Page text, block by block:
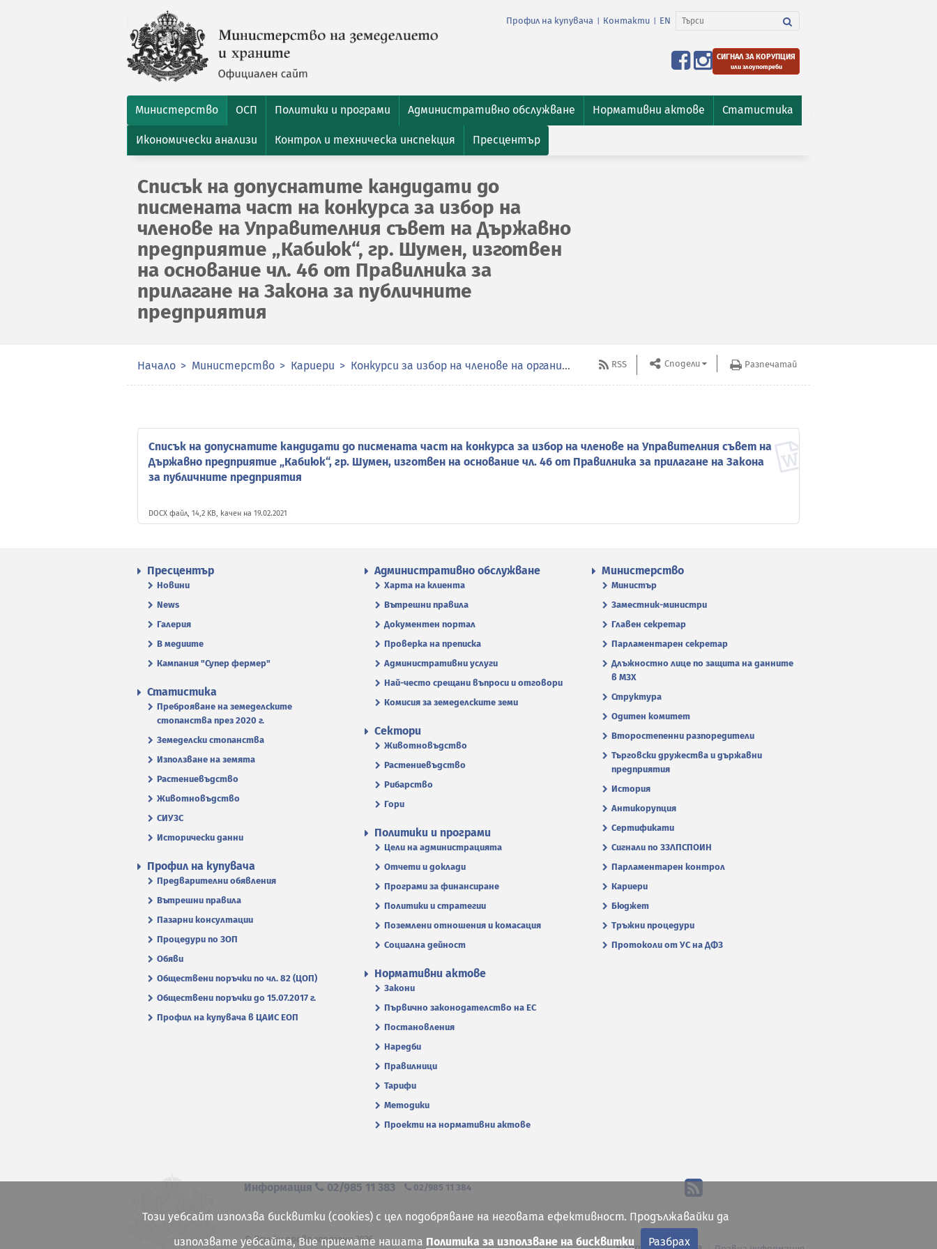
Профил на купувача Контакти EN
СИГНАЛ ЗА КОРУПЦИЯ
или злоупотреби
Министерство ОСП Политики и програми Административно обслужване Нормативни актове Статистика
Икономически анализи Контрол и техническа инспекция Пресцентър
Списък на допуснатите кандидати до
писмената част на конкурса за избор на
членове на Управителния съвет на Държавно
предприятие „Кабиюк“, гр. Шумен, изготвен
на основание чл. 46 от Правилника за
прилагане на Закона за публичните
предприятия
Начало Министерство Кариери Конкурси за избор на членове на органите за управление и контрол в публичните предприятия RSS Сподели Разпечатай
Списък на допуснатите кандидати до писмената част на конкурса за избор на членове на Управителния съвет на
Държавно предприятие „Кабиюк“, гр. Шумен, изготвен на основание чл. 46 от Правилника за прилагане на Закона
за публичните предприятия
DOCX файл, 14,2 KB, качен на 19.02.2021
Пресцентър
Новини
News
Галерия
В медиите
Кампания "Супер фермер"
Административно обслужване
Харта на клиента
Вътрешни правила
Документен портал
Проверка на преписка
Административни услуги
Най-често срещани въпроси и отговори
Комисия за земеделските земи
Министерство
Министър
Заместник-министри
Главен секретар
Парламентарен секретар
Длъжностно лице по защита на данните
в МЗХ
Структура
Одитен комитет
Второстепенни разпоредители
Търговски дружества и държавни
предприятия
История
Антикорупция
Сертификати
Сигнали по ЗЗЛПСПОИН
Парламентарен контрол
Кариери
Бюджет
Тръжни процедури
Протоколи от УС на ДФЗ
Статистика
Преброяване на земеделските
стопанства през 2020 г.
Земеделски стопанства
Използване на земята
Растениевъдство
Животновъдство
СИУЗС
Исторически данни
Сектори
Животновъдство
Растениевъдство
Рибарство
Гори
Политики и програми
Цели на администрацията
Отчети и доклади
Програми за финансиране
Политики и стратегии
Поземлени отношения и комасация
Социална дейност
Профил на купувача
Предварителни обявления
Вътрешни правила
Пазарни консултации
Процедури по ЗОП
Обяви
Обществени поръчки по чл. 82 (ЦОП)
Обществени поръчки до 15.07.2017 г.
Профил на купувача в ЦАИС ЕОП
Нормативни актове
Закони
Първично законодателство на ЕС
Постановления
Наредби
Правилници
Тарифи
Методики
Проекти на нормативни актове
Информация 02/985 11 383 02/985 11 384
© Всички права запазени 2026
Този уебсайт използва бисквитки (cookies) с цел подобряване на неговата ефективност. Продължавайки да
използвате уебсайта, Вие приемате нашата Политика за използване на бисквитки Разбрах